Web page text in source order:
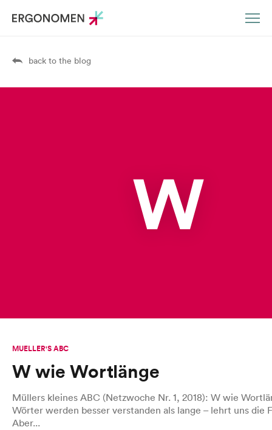
W
back to the blog
MUELLER'S ABC
W wie Wortlänge
Müllers kleines ABC (Netzwoche Nr. 1, 2018): W wie
Wörter werden besser verstanden als lange – lehrt uns die
Aber...
DE EN